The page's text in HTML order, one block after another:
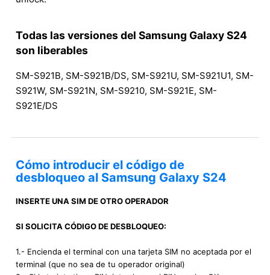
Todas las versiones del Samsung Galaxy S24
son liberables
SM-S921B, SM-S921B/DS, SM-S921U, SM-S921U1, SM-
S921W, SM-S921N, SM-S9210, SM-S921E, SM-
S921E/DS
Cómo introducir el código de
desbloqueo al Samsung Galaxy S24
INSERTE UNA SIM DE OTRO OPERADOR
SI SOLICITA CÓDIGO DE DESBLOQUEO:
1.- Encienda el terminal con una tarjeta SIM no aceptada por el
terminal (que no sea de tu operador original)